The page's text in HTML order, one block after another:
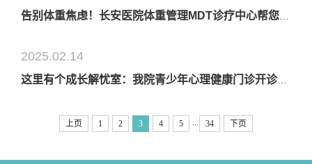
2025.02.14
这里有个成长解忧室：我院青少年心理健康门诊开诊啦！
上页 1 2 3 4 5 ... 34 下页